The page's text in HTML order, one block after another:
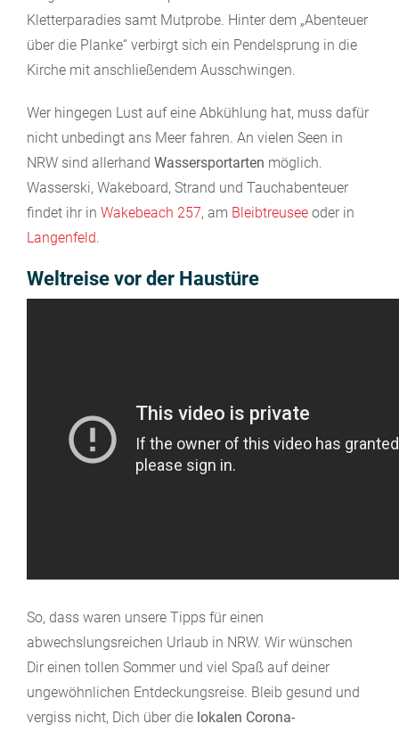
Kletterparadies samt Mutprobe. Hinter dem „Abenteuer
über die Planke“ verbirgt sich ein Pendelsprung in die
Kirche mit anschließendem Ausschwingen.
Wer hingegen Lust auf eine Abkühlung hat, muss dafür
nicht unbedingt ans Meer fahren. An vielen Seen in
NRW sind allerhand Wassersportarten möglich.
Wasserski, Wakeboard, Strand und Tauchabenteuer
findet ihr in Wakebeach 257, am Bleibtreusee oder in
Langenfeld.
Weltreise vor der Haustüre
So, dass waren unsere Tipps für einen
abwechslungsreichen Urlaub in NRW. Wir wünschen
Dir einen tollen Sommer und viel Spaß auf deiner
ungewöhnlichen Entdeckungsreise. Bleib gesund und
vergiss nicht, Dich über die lokalen Corona-